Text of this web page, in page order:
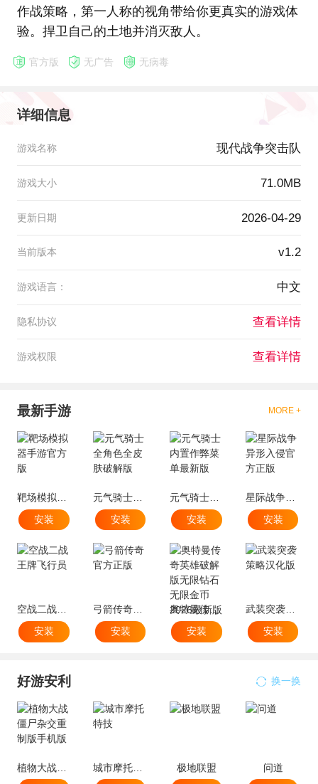
作战策略，第一人称的视角带给你更真实的游戏体
验。捍卫自己的土地并消灭敌人。
官方版 无广告 无病毒
详细信息
游戏名称 现代战争突击队
游戏大小 71.0MB
更新日期 2026-04-29
当前版本 v1.2
游戏语言： 中文
隐私协议 查看详情
游戏权限 查看详情
最新手游 MORE +
安装
安装
元气骑士内置作弊菜单最新版
安装
安装
空战二战王牌飞行员
安装
安装
奥特曼传奇英雄破解版无限钻石无限金币2026最新版
安装
安装
好游安利 换一换
植物大战僵尸杂交重制版手机版
极地联盟
问道